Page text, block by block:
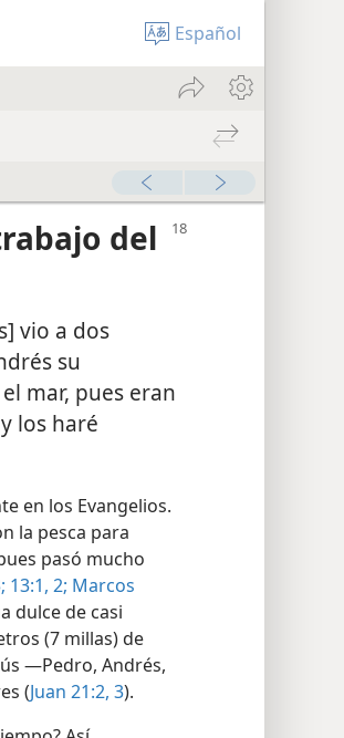
Español
del
vio a dos
su
mar, pues eran
los haré
en los Evangelios.
la pesca para
pasó mucho
13:1, 2;Marcos
dulce de casi
(7 millas) de
—Pedro, Andrés,
(
Juan 21:2, 3